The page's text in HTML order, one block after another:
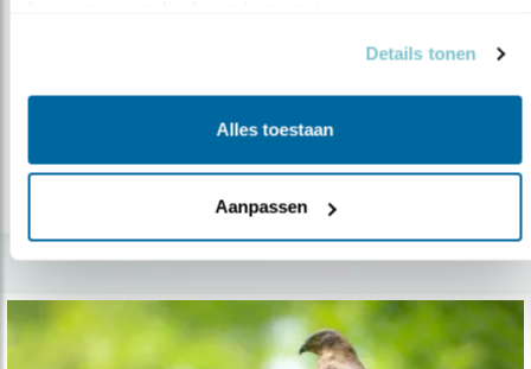
Details tonen
Alles toestaan
Aanpassen
van de roofvogeltrek in Batumi.